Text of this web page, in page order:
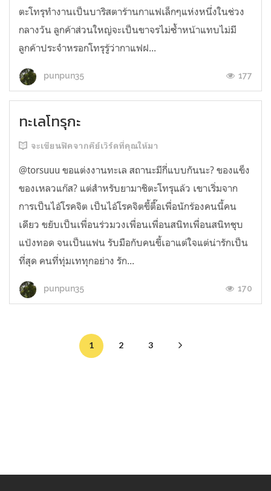
ตะโทรุทำงานเป็นบาริสตาร้านกาแฟเล็กๆแห่งหนึ่งในช่วง
กลางวัน ลูกค้าส่วนใหญ่จะเป็นขาจรไม่ซ้ำหน้าแทบไม่มี
ลูกค้าประจำหรอกโทรุรู้ว่ากาแฟฝ...
punpun35 177
ทะเลโทรุกะ
จะเขียนฟิคจากคีย์เวิร์ดที่คุณให้มา
@torsuuu ขอแต่งงานทะเล สถานะมีกี่แบบกันนะ? ของแข็ง
ของเหลวแก๊ส? แต่สำหรับยามาชิตะโทรุแล้ว เขาเริ่มจาก
การเป็นไอ้โรคจิต เป็นไอ้โรคจิตขี้ตื๊อเพื่อนักร้องคนนี้คน
เดียว ขยับเป็นเพื่อนร่วมวงเพื่อนเพื่อนสนิทเพื่อนสนิทชุบ
แป้งทอด จนเป็นแฟน รับมือกับคนขี้เอาแต่ใจแต่น่ารักเป็น
ที่สุด คนที่ทุ่มเททุกอย่าง รัก...
punpun35 170
1 2 3